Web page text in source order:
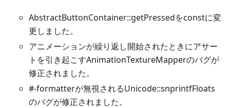
AbstractButtonContainer::getPressedをconstに変
更しました。
アニメーションが繰り返し開始されたときにアサー
トを引き起こすAnimationTextureMapperのバグが
修正されました。
#-formatterが無視されるUnicode::snprintfFloats
のバグが修正されました。